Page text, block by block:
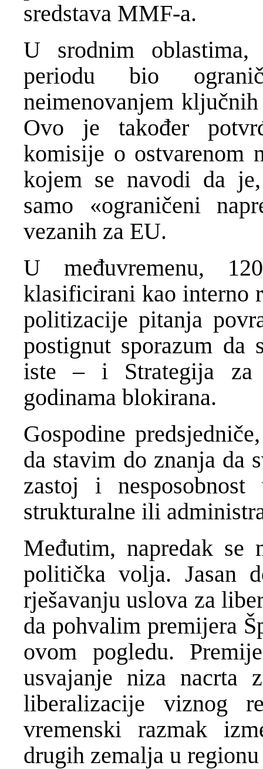
sredstava MMF-a.
U srodnim
periodu bio
neimenovanjem
Ovo je također
komisije o ostvarenom
kojem se navodi da
samo «ograničeni
vezanih za EU.
U međuvremenu,
klasificirani kao interno
politizacije pitanja
postignut sporazum da
iste – i Strategija za
godinama blokirana.
Gospodine
da stavim do znanja da
zastoj i
strukturalne ili
Međutim, napredak se
politička volja. Jasan
rješavanju uslova za
da pohvalim premijera
ovom pogledu.
usvajanje niza nacrta
liberalizacije viznog
vremenski razmak
drugih zemalja u